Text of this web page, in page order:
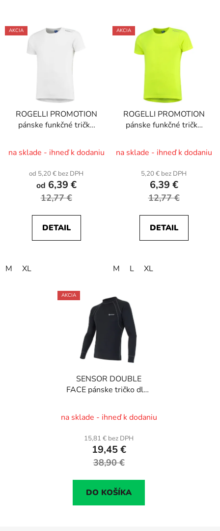
AKCIA
ROGELLI PROMOTION
pánske funkčné tričko
na sklade - ihneď k dodaniu
od 5,20 € bez DPH
od 6,39 €
12,77 €
DETAIL
M XL
AKCIA
ROGELLI PROMOTION
pánske funkčné tričko
žltá
na sklade - ihneď k dodaniu
5,20 € bez DPH
6,39 €
12,77 €
DETAIL
M L XL
AKCIA
SENSOR DOUBLE
FACE pánske tričko dlhý
na sklade - ihneď k dodaniu
15,81 € bez DPH
19,45 €
38,90 €
DO KOŠÍKA